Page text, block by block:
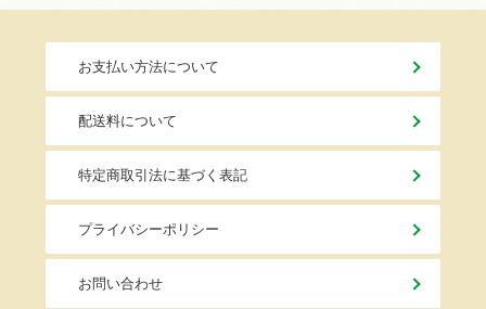
お支払い方法について
配送料について
特定商取引法に基づく表記
プライバシーポリシー
お問い合わせ